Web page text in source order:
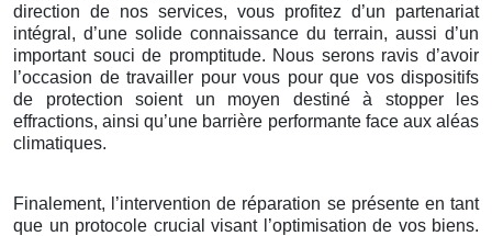
direction de nos services, vous profitez d’un partenariat
intégral, d’une solide connaissance du terrain, aussi d’un
important souci de promptitude. Nous serons ravis d’avoir
l’occasion de travailler pour vous pour que vos dispositifs
de protection soient un moyen destiné à stopper les
effractions, ainsi qu’une barrière performante face aux aléas
climatiques.
Finalement, l’intervention de réparation se présente en tant
que un protocole crucial visant l’optimisation de vos biens.